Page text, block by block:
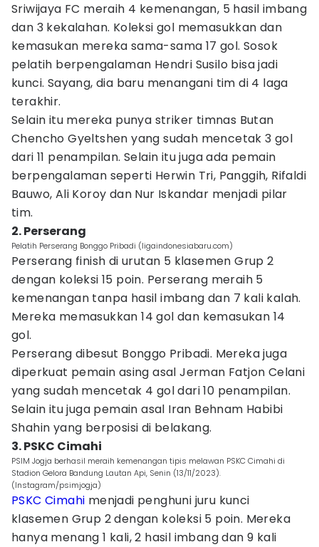
Sriwijaya FC meraih 4 kemenangan, 5 hasil imbang
dan 3 kekalahan. Koleksi gol memasukkan dan
kemasukan mereka sama-sama 17 gol. Sosok
pelatih berpengalaman Hendri Susilo bisa jadi
kunci. Sayang, dia baru menangani tim di 4 laga
terakhir.
Selain itu mereka punya striker timnas Butan
Chencho Gyeltshen yang sudah mencetak 3 gol
dari 11 penampilan. Selain itu juga ada pemain
berpengalaman seperti Herwin Tri, Panggih, Rifaldi
Bauwo, Ali Koroy dan Nur Iskandar menjadi pilar
tim.
2. Perserang
Pelatih Perserang Bonggo Pribadi (ligaindonesiabaru.com)
Perserang finish di urutan 5 klasemen Grup 2
dengan koleksi 15 poin. Perserang meraih 5
kemenangan tanpa hasil imbang dan 7 kali kalah.
Mereka memasukkan 14 gol dan kemasukan 14
gol.
Perserang dibesut Bonggo Pribadi. Mereka juga
diperkuat pemain asing asal Jerman Fatjon Celani
yang sudah mencetak 4 gol dari 10 penampilan.
Selain itu juga pemain asal Iran Behnam Habibi
Shahin yang berposisi di belakang.
3. PSKC Cimahi
PSIM Jogja berhasil meraih kemenangan tipis melawan PSKC Cimahi di
Stadion Gelora Bandung Lautan Api, Senin (13/11/2023).
(Instagram/psimjogja)
PSKC Cimahi menjadi penghuni juru kunci
klasemen Grup 2 dengan koleksi 5 poin. Mereka
hanya menang 1 kali, 2 hasil imbang dan 9 kali